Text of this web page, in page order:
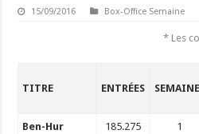
15/09/2016 Box-Office Semaine
* Les
TITRE ENTRÉES
Ben-Hur 185.275 1